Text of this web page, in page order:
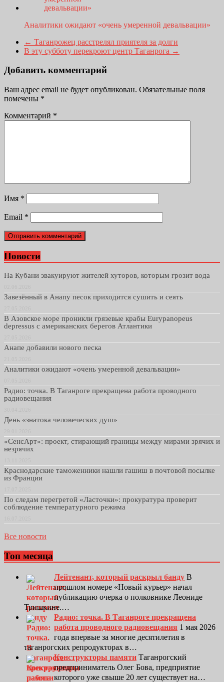
Аналитики ожидают «очень умеренной девальвации»
← Таганрожец расстрелял приятеля за долги
В эту субботу перекроют центр Таганрога →
Добавить комментарий
Ваш адрес email не будет опубликован. Обязательные поля
помечены *
Комментарий *
Имя *
Email *
Новости
На Кубани эвакуируют жителей хуторов, которым грозит вода
Завезённый в Анапу песок приходится сушить и сеять
В Азовское море проникли грязевые крабы Eurypanopeus
depressus с американских берегов Атлантики
Анапе добавили нового песка
Аналитики ожидают «очень умеренной девальвации»
Радио: точка. В Таганроге прекращена работа проводного
радиовещания
День «знатока человеческих душ»
«СенсАрт»: проект, стирающий границы между мирами зрячих и
незрячих
Краснодарские таможенники нашли гашиш в почтовой посылке
из Франции
По следам перегретой «Ласточки»: прокуратура проверит
соблюдение температурного режима
Все новости
Топ месяца
Лейтенант, который раскрыл банду В
прошлом номере «Новый курьер» начал
публикацию очерка о полковнике Леониде
Тришкине.…
Радио: точка. В Таганроге прекращена
работа проводного радиовещания 1 мая 2026
года впервые за многие десятилетия в
таганрогских репродукторах в…
Конструкторы памяти Таганрогский
предприниматель Олег Бова, предприятие
которого уже свыше 20 лет существует на…